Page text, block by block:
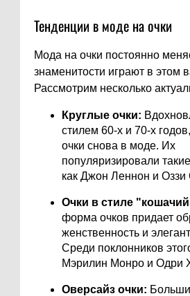
Тенденции в моде на очки
Мода на очки постоянно
знаменитости играют в этом
Рассмотрим несколько
Круглые очки:
стилем 60-х и 70-х
очки снова в моде. Их
популяризировали
как Джон Леннон и Оззи
Очки в стиле "кошачий
форма очков придает
женственность и
Среди поклонников
Мэрилин Монро и Одри
Оверсайз очки: